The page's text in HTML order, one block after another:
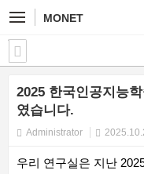
MONET
2025 한국인공지능
였습니다.
Administrator
우리 연구실은 지난